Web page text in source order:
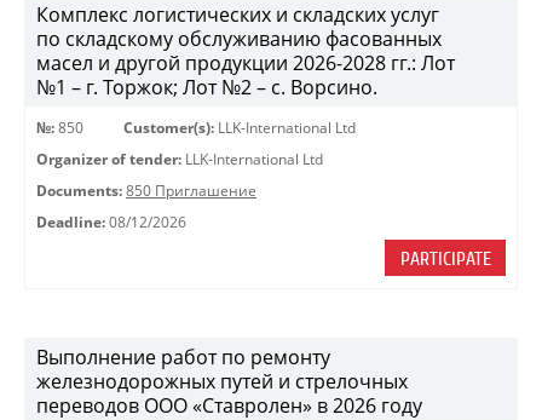
Комплекс логистических и складских услуг
по складскому обслуживанию фасованных
масел и другой продукции 2026-2028 гг.: Лот
№1 – г. Торжок; Лот №2 – с. Ворсино.
№: 850 Customer(s): LLK-International Ltd
Organizer of tender: LLK-International Ltd
Documents: 850 Приглашение
Deadline: 08/12/2026
PARTICIPATE
Выполнение работ по ремонту
железнодорожных путей и стрелочных
переводов ООО «Ставролен» в 2026 году